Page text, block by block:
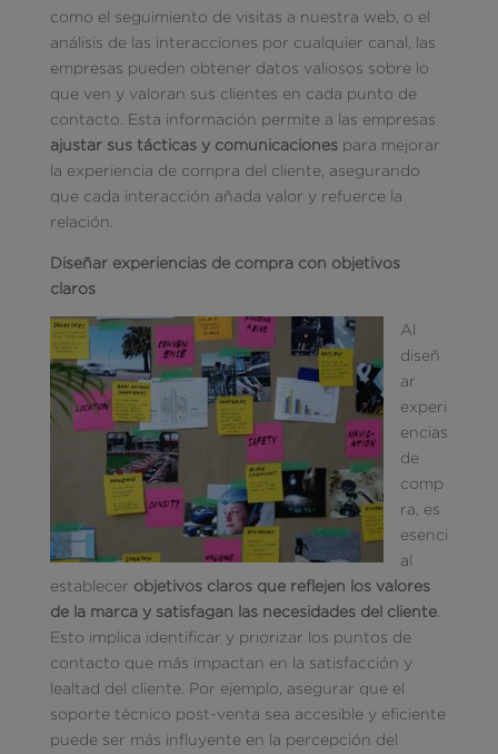
como el seguimiento de visitas a nuestra web, o el
análisis de las interacciones por cualquier canal, las
empresas pueden obtener datos valiosos sobre lo
que ven y valoran sus clientes en cada punto de
contacto. Esta información permite a las empresas
ajustar sus tácticas y comunicacionespara mejorar
la experiencia de compra del cliente, asegurando
que cada interacción añada valor y refuerce la
relación.
Diseñar experiencias de compra con objetivos
claros
Al
diseñ
ar
experi
encias
de
comp
ra, es
esenci
al
establecer objetivos claros que reflejen los valores
de la marca y satisfagan las necesidades del cliente.
Esto implica identificar y priorizar los puntos de
contacto que más impactan en la satisfacción y
lealtad del cliente. Por ejemplo, asegurar que el
soporte técnico post-venta sea accesible y eficiente
puede ser más influyente en la percepción del